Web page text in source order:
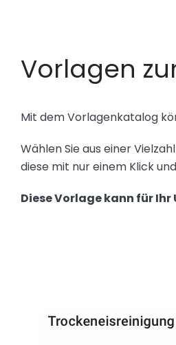
Vorlagen
Mit dem Vorlagenkatalog
Wählen Sie aus einer
diese mit nur einem Klick
Diese Vorlage kann für